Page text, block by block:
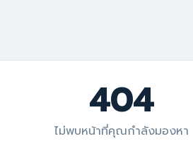
404
ไม่พบหน้าที่คุณกำลังมองหา